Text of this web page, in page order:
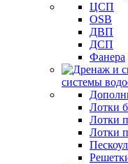
ЦСП
OSB
ДВП
ДСП
Фанера
системы
Лотки
Лотки
Лотки